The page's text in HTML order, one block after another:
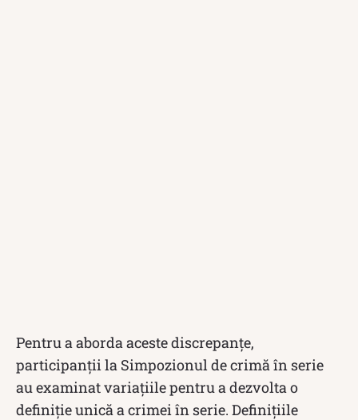
Pentru a aborda aceste discrepanțe,
participanții la Simpozionul de crimă în serie
au examinat variațiile pentru a dezvolta o
definiție unică a crimei în serie. Definițiile